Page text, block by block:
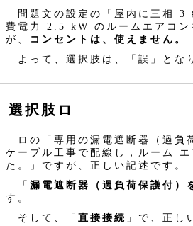
問題文の設定の「屋内に三相 3
費電力 2.5 kW のルームエアコン
が、
コンセントは、使えません。
よって、選択肢は、「誤」とな
選択肢ロ
ロの「専用の漏電遮断器（過負
ケーブル工事で配線し，ルーム
た。」ですが、正しい記述です。
「 漏電遮断器（過負荷保護付）
す。
そして、「 直接接続 」で、正し